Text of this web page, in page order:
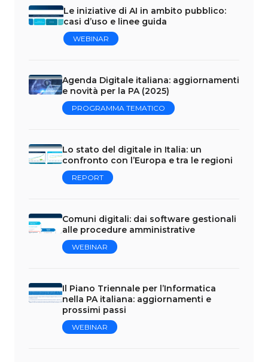
Le iniziative di AI in ambito pubblico:
casi d’uso e linee guida
WEBINAR
Agenda Digitale italiana: aggiornamenti
e novità per la PA (2025)
PROGRAMMA TEMATICO
Lo stato del digitale in Italia: un
confronto con l’Europa e tra le regioni
REPORT
Comuni digitali: dai software gestionali
alle procedure amministrative
WEBINAR
Il Piano Triennale per l’Informatica
nella PA italiana: aggiornamenti e
prossimi passi
WEBINAR